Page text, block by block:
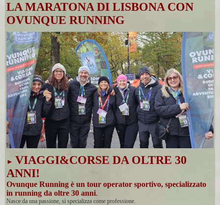
LA MARATONA DI LISBONA CON
OVUNQUE RUNNING
► VIAGGI&CORSE DA OLTRE 30
ANNI!
Ovunque Running è un tour operator sportivo, specializzato
in running da oltre 30 anni.
Nasce da una passione, si specializza come professione.